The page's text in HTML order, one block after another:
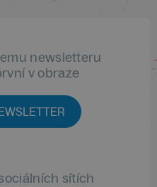
newsletteru
v obraze
sítích